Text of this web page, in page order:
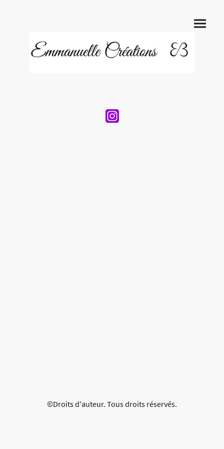
©Droits d'auteur. Tous droits réservés.